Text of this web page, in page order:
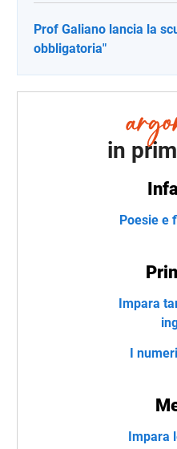
Prof Galiano lancia la
obbligatoria"
in
Poesie e
Impara
I
Impara